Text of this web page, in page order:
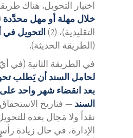
اختيار التحويل. هناك
خلال مهلة أو مهل محدَّدة
التقليدية)، (2)
التحويل
(الطريقة الحديثة).
في الطريقة الثانية (في
لحامل السند أن يَطلب
بعد انقضاء شهر واحد
السند — فتاريخ
نقداً ولا مَجال بعده
الإدارة، في حال زيادة